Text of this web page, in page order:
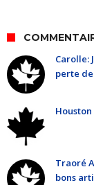
Carolle:
perte
Houston
Traoré
bons